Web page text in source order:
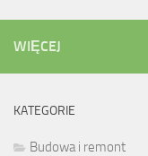
WIĘCEJ
KATEGORIE
Budowa i remont